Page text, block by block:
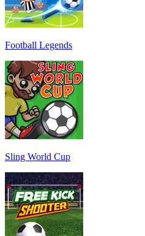
Football Legends
Sling World Cup